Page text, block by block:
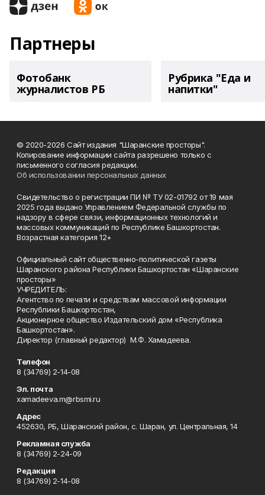
Партнеры
Фотобанк
журналистов РБ
Рубрика "Еда и
напитки"
© 2020-2026 Сайт издания "Шаранские просторы".
Копирование информации сайта разрешено только с
письменного согласия редакции.
Об использовании персональных данных
Свидетельство о регистрации ПИ № ТУ 02-01792 от 19 мая
2025 года выдано Управлением Федеральной службы по
надзору в сфере связи, информационных технологий и
массовых коммуникаций по Республике Башкортостан.
Возрастная категория 12+
Официальный сайт общественно-политической газеты
Шаранского района Республики Башкортостан «Шаранские
просторы»
УЧРЕДИТЕЛЬ:
Агентство по печати и средствам массовой информации
Республики Башкортостан,
Акционерное общество Издательский дом «Республика
Башкортостан».
Директор (главный редактор) М.Ф. Хамадеева.
Телефон
8 (34769) 2-14-08
Эл. почта
xamadeeva.m@rbsmi.ru
Адрес
452630, РБ, Шаранский район, с. Шаран, ул. Центральная, 14
Рекламная служба
8 (34769) 2-24-09
Редакция
8 (34769) 2-14-08